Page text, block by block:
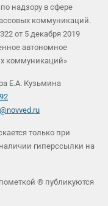
надзору в сфере
коммуникаций.
от 5 декабря 2019
автономное
коммуникаций»
Е.А. Кузьмина
только при
гиперссылки на
® публикуются